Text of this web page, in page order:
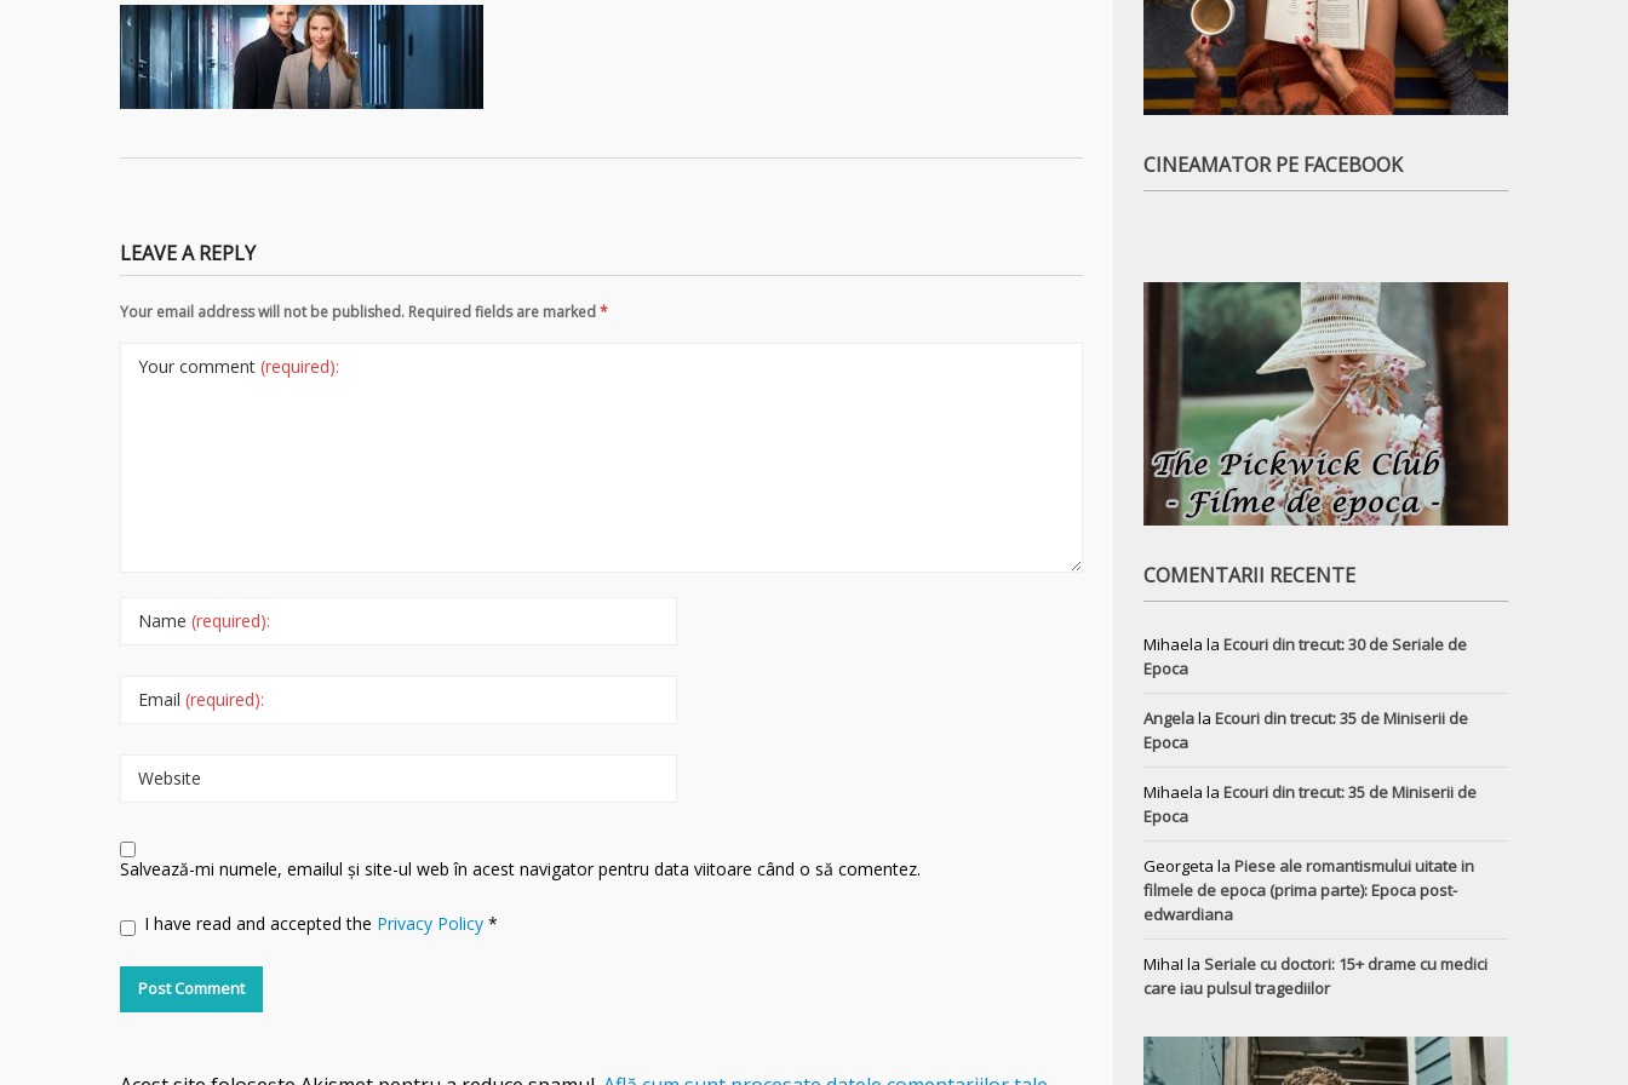
LEAVE A REPLY
Your email address will not be published. Required fields are marked*
Your comment (required):
Name (required):
Email (required):
Website
Salvează-mi numele, emailul și site-ul web în acest navigator pentru data viitoare când o să comentez.
I have read and accepted the Privacy Policy *
CINEAMATOR PE FACEBOOK
COMENTARII RECENTE
Mihaela la Ecouri din trecut: 30 de Seriale de
Epoca
Angelala Ecouri din trecut: 35 de Miniserii de
Epoca
Mihaela la Ecouri din trecut: 35 de Miniserii de
Epoca
Georgeta la Piese ale romantismului uitate in
filmele de epoca (prima parte): Epoca post-
edwardiana
MihaI la Seriale cu doctori: 15+ drame cu medici
care iau pulsul tragediilor